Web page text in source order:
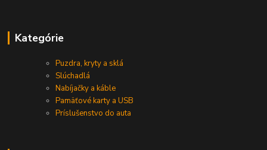
Kategórie
Puzdra, kryty a sklá
Slúchadlá
Nabíjačky a káble
Pamäťové karty a USB
Príslušenstvo do auta